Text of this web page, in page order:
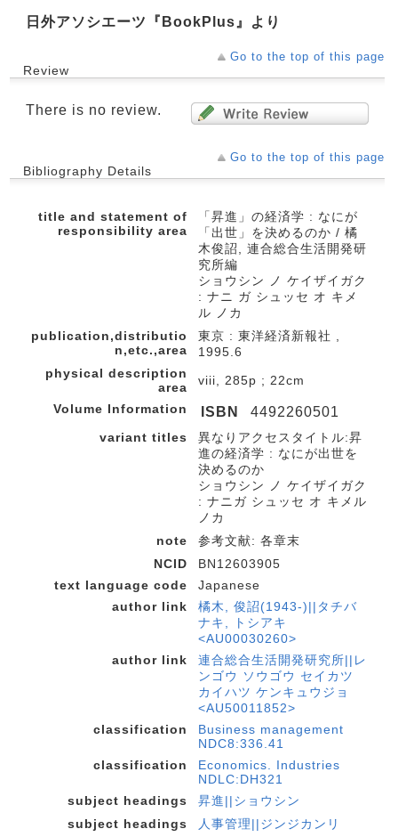
日外アソシエーツ『BookPlus』より
Go to the top of this page
Review
There is no review.
Go to the top of this page
Bibliography Details
title and statement of
responsibility area
「昇進」の経済学 : なにが
「出世」を決めるのか / 橘
木俊詔, 連合総合生活開発研
究所編
ショウシン ノ ケイザイガク
: ナニ ガ シュッセ オ キメ
ル ノカ
publication,distributio
n,etc.,area
東京 : 東洋経済新報社 ,
1995.6
physical description
area
viii, 285p ; 22cm
Volume Information
ISBN 4492260501
variant titles
異なりアクセスタイトル:昇
進の経済学 : なにが出世を
決めるのか
ショウシン ノ ケイザイガク
: ナニガ シュッセ オ キメル
ノカ
note
参考文献: 各章末
NCID
BN12603905
text language code
Japanese
author link
橘木, 俊詔(1943-)||タチバ
ナキ, トシアキ
<AU00030260>
author link
連合総合生活開発研究所||レ
ンゴウ ソウゴウ セイカツ
カイハツ ケンキュウジョ
<AU50011852>
classification
Business management
NDC8:336.41
classification
Economics. Industries
NDLC:DH321
subject headings
昇進||ショウシン
subject headings
人事管理||ジンジカンリ